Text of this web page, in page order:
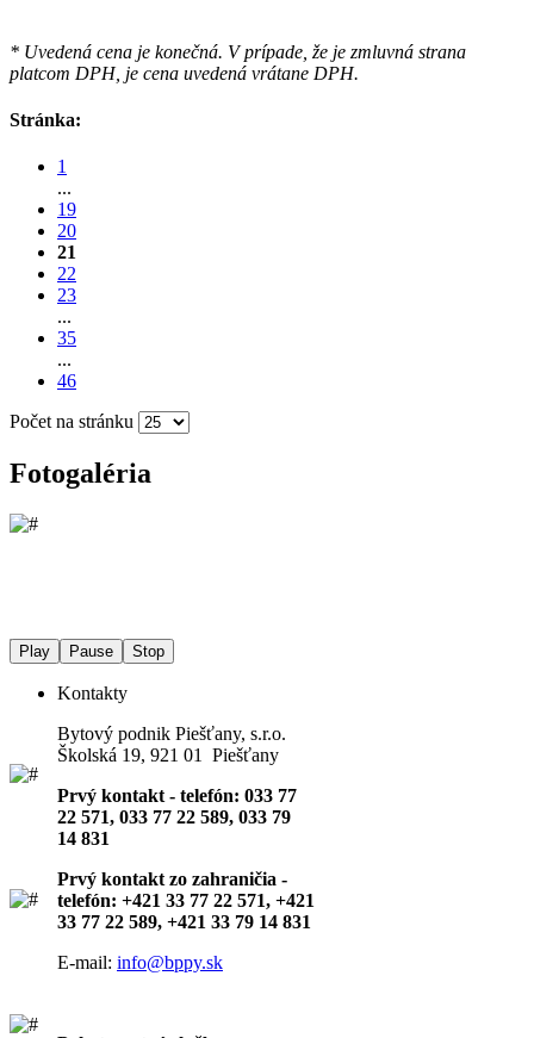
* Uvedená cena je konečná. V prípade, že je zmluvná strana
platcom DPH, je cena uvedená vrátane DPH.
Stránka:
1
...
19
20
21
22
23
...
35
...
46
Počet na stránku
Fotogaléria
Play Pause Stop
Kontakty
Bytový podnik Piešťany, s.r.o.
Školská 19, 921 01 Piešťany
Prvý kontakt - telefón: 033 77
22 571, 033 77 22 589, 033 79
14 831
Prvý kontakt zo zahraničia -
telefón: +421 33 77 22 571, +421
33 77 22 589, +421 33 79 14 831
E-mail: info@bppy.sk